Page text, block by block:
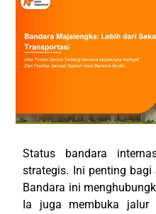
Status bandara
strategis. Ini penting
Bandara ini
Ia juga membuka jalur